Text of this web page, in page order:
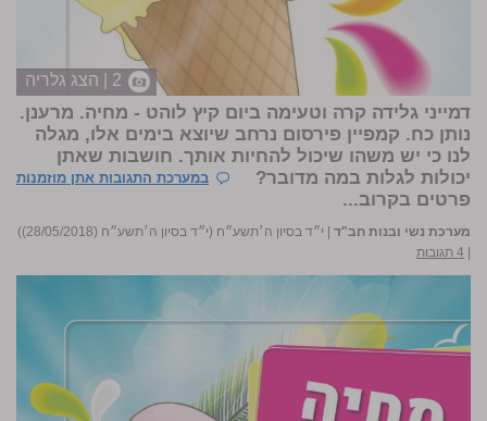
2 | הצג גלריה
דמייני גלידה קרה וטעימה ביום קיץ לוהט - מחיה. מרענן.
נותן כח. קמפיין פירסום נרחב שיוצא בימים אלו, מגלה
לנו כי יש משהו שיכול להחיות אותך. חושבות שאתן
יכולות לגלות במה מדובר?
במערכת התגובות אתן מוזמנות
פרטים בקרוב...
מערכת נשי ובנות חב"ד
י״ד בסיון ה׳תשע״ח (י״ד בסיון ה׳תשע״ח (28/05/2018))
4 תגובות